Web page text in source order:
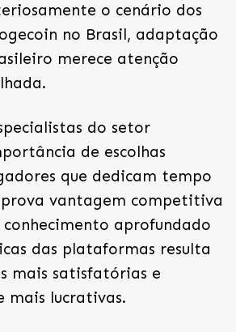
o cenário dos
no Brasil, adaptação
merece atenção
do setor
de escolhas
que dedicam tempo
vantagem competitiva
aprofundado
das plataformas resulta
mais satisfatórias e
mais lucrativas.